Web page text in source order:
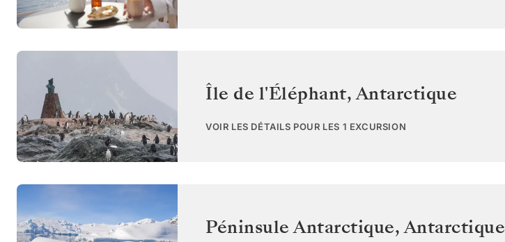
Île de l'Éléphant,Antarctique
VOIR LES DÉTAILS POUR LES 1 EXCURSION
Péninsule Antarctique,Antarctique